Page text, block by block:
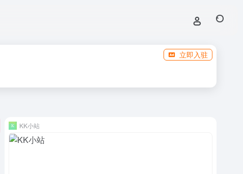
立即入驻
KK小站